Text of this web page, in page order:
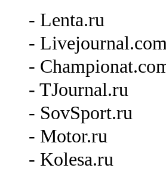
- Lenta.ru
- Livejournal.com
-
- TJournal.ru
- SovSport.ru
- Motor.ru
- Kolesa.ru